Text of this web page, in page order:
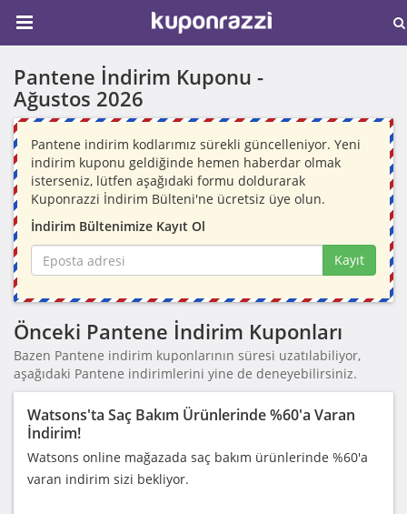
Pantene İndirim Kuponu -
Ağustos 2026
Pantene indirim kodlarımız sürekli güncelleniyor. Yeni
indirim kuponu geldiğinde hemen haberdar olmak
isterseniz, lütfen aşağıdaki formu doldurarak
Kuponrazzi İndirim Bülteni'ne ücretsiz üye olun.
İndirim Bültenimize Kayıt Ol
Kayıt
Önceki Pantene İndirim Kuponları
Bazen Pantene indirim kuponlarının süresi uzatılabiliyor,
aşağıdaki Pantene indirimlerini yine de deneyebilirsiniz.
Watsons'ta Saç Bakım Ürünlerinde %60'a Varan
İndirim!
Watsons online mağazada saç bakım ürünlerinde %60'a
varan indirim sizi bekliyor.